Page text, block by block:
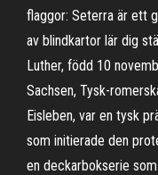
flaggor: Seterra är ett
av blindkartor lär dig
Luther, född 10
Sachsen, Tysk-
Eisleben, var en tysk
som initierade den
en deckarbokserie